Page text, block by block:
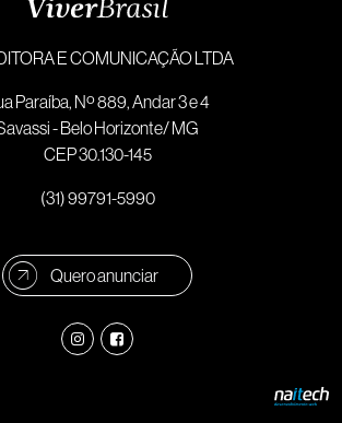
E COMUNICAÇÃO LTDA
Paraíba, Nº 889, Andar 3 e 4
- Belo Horizonte/ MG
CEP 30.130-145
(31) 99791-5990
Quero anunciar